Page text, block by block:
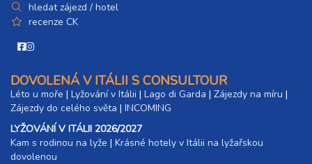
hledat zájezd / hotel
recenze CK
DOVOLENÁ V ITÁLII S CONSULTOUR
Léto u moře | Lyžování v Itálii | Lago di Garda | Zájezdy na míru |
Zájezdy do celého světa | INCOMING
LYŽOVÁNÍ V ITÁLII 2026/2027
Kam s rodinou na lyže |​ Krásné hotely v Itálii na lyžařskou
dovolenou